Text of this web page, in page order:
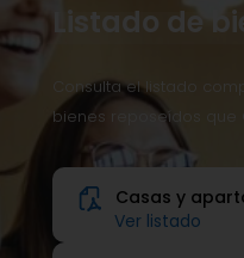
Listado de
Consulta el listado
bienes reposeídos que
Casas y
Ver listado